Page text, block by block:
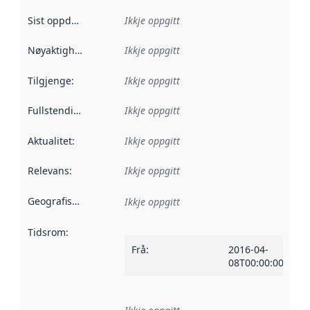
Sist oppdatert Ikkje oppgitt
Nøyaktigheit Ikkje oppgitt
Tilgjenge: Ikkje oppgitt
Fullstendigheit Ikkje oppgitt
Aktualitet: Ikkje oppgitt
Relevans: Ikkje oppgitt
Geografisk område Ikkje oppgitt
Tidsrom:
Frå:
2016-04-
08T00:00:00Z